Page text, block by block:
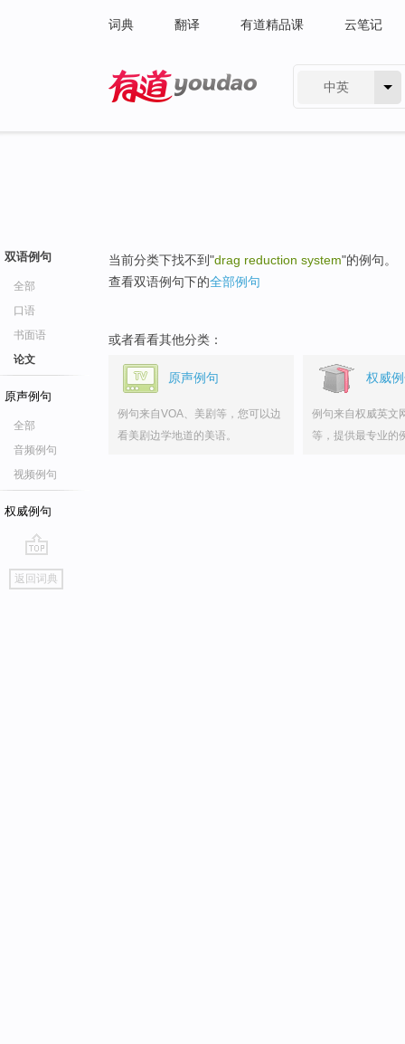
词典 翻译 有道精品课 云笔记
中英
双语例句
全部
口语
书面语
论文
原声例句
全部
音频例句
视频例句
权威例句
go
top
返回词典
当前分类下找不到"drag reduction system"的例句。
查看双语例句下的全部例句
或者看看其他分类：
原声例句
例句来自VOA、美剧等，您可以边
看美剧边学地道的美语。
权威
例句来自权威英文
等，提供最专业的